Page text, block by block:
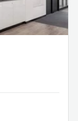
Zuid